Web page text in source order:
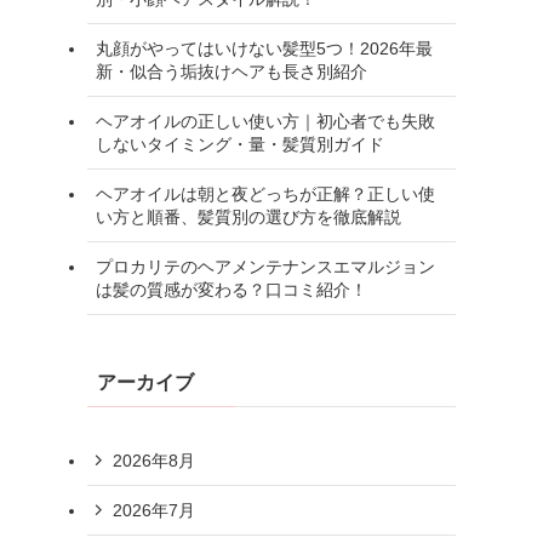
丸顔がやってはいけない髪型5つ！2026年最
新・似合う垢抜けヘアも長さ別紹介
ヘアオイルの正しい使い方｜初心者でも失敗
しないタイミング・量・髪質別ガイド
ヘアオイルは朝と夜どっちが正解？正しい使
い方と順番、髪質別の選び方を徹底解説
プロカリテのヘアメンテナンスエマルジョン
は髪の質感が変わる？口コミ紹介！
アーカイブ
2026年8月
2026年7月